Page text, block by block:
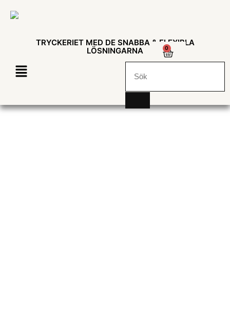
TRYCKERIET MED DE SNABBA & FLEXIBLA
LÖSNINGARNA
0